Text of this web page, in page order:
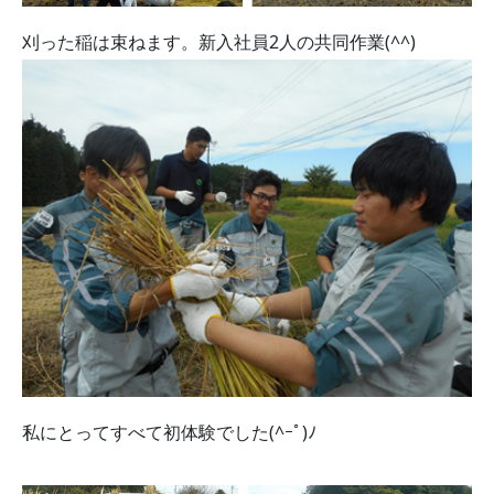
刈った稲は束ねます。新入社員2人の共同作業(^^)
私にとってすべて初体験でした(^ｰﾟ)ﾉ